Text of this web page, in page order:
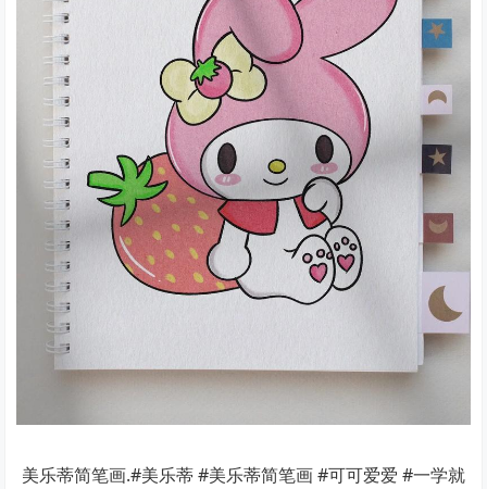
美乐蒂简笔画.#美乐蒂 #美乐蒂简笔画 #可可爱爱 #一学就